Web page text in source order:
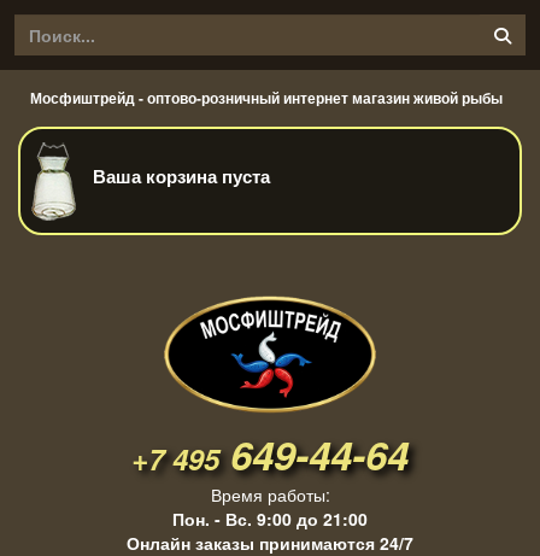
Мосфиштрейд - оптово-розничный интернет магазин живой рыбы
Ваша корзина пуста
+7 495649-44-64
Время работы:
Пон. - Вс. 9:00 до 21:00
Онлайн заказы принимаются 24/7